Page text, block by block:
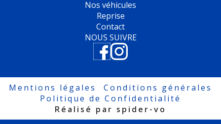
Nos véhicules
Reprise
Contact
NOUS SUIVRE
Mentions légales
Conditions générales
Politique de Confidentialité
Réalisé par spider-vo